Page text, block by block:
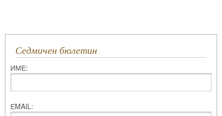
Седмичен бюлетин
ИМЕ:
ЕMAIL: